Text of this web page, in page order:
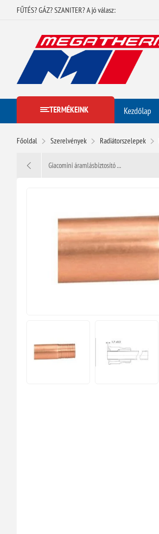
FŰTÉS? GÁZ? SZANITER? A jó válasz:
TERMÉKEINK Kezdőlap
Főoldal Szerelvények Radiátorszelepek
Giacomini áramlásbiztosító ...